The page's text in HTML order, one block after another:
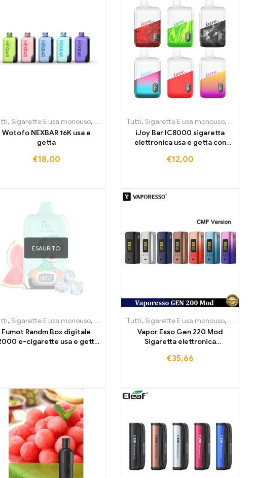
Paesi Bassi,Sigarette E usa monouso Austria,POD, Kit Pod pre-riempiti
Lussemburgo ,Sigarette E usa monouso Paesi Bassi,Sigarette E usa
monouso Litvania,Sigarette E usa monouso Lussemburgo ,Sigarette E usa
, Sigarette E usa monouso, Sigarette elettroniche usa e getta Irlanda ,
Wotofo NEXBAR 16K usa e
getta
€18,00
Tutti, Sigarette E usa monouso,
iJoy Bar IC8000 sigaretta
elettronica usa e getta con
€12,00
Paesi Bassi,Sigarette E usa monouso Austria,MOD
, Sigarette elettroniche usa e getta Croazia,Sigarette elettroniche usa e
usa e getta Estonia ,Sigarette elettroniche usa e getta Finlandia
ESAURITO
, Sigarette E usa monouso, Sigarette elettroniche usa e getta Irlanda ,
Fumot Randm Box digitale
e-cigarette usa e getta
Tutti, Sigarette E usa monouso,
Vapor Esso Gen 220 Mod
Sigaretta elettronica
€35,66